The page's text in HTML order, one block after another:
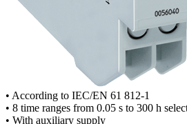
• According to IEC/EN 61 812-1
• 8 time ranges from 0.05 s to 300 h
• With auxiliary supply